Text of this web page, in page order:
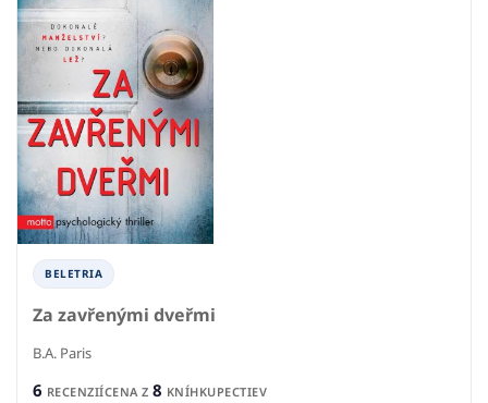
BELETRIA
Za zavřenými dveřmi
B.A. Paris
6 RECENZIÍCENA Z 8 KNÍHKUPECTIEV